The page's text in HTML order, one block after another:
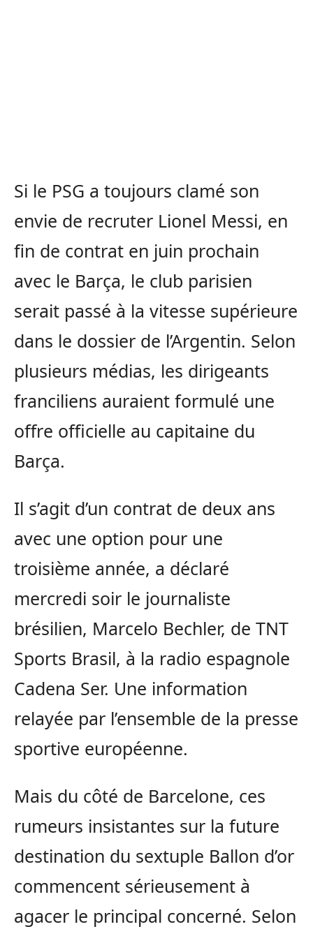
Si le PSG a toujours clamé son
envie de recruter Lionel Messi, en
fin de contrat en juin prochain
avec le Barça, le club parisien
serait passé à la vitesse supérieure
dans le dossier de l’Argentin. Selon
plusieurs médias, les dirigeants
franciliens auraient formulé une
offre officielle au capitaine du
Barça.
Il s’agit d’un contrat de deux ans
avec une option pour une
troisième année, a déclaré
mercredi soir le journaliste
brésilien, Marcelo Bechler, de TNT
Sports Brasil, à la radio espagnole
Cadena Ser. Une information
relayée par l’ensemble de la presse
sportive européenne.
Mais du côté de Barcelone, ces
rumeurs insistantes sur la future
destination du sextuple Ballon d’or
commencent sérieusement à
agacer le principal concerné. Selon